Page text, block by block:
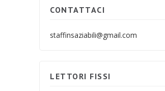
CONTATTACI
staffinsaziabili@gmail.com
LETTORI FISSI